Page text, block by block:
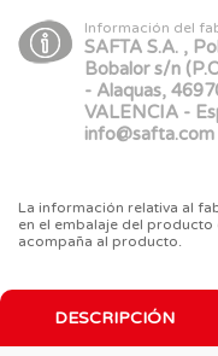
Información del
SAFTA S.A. ,
Bobalor s/n
- Alaquas,
VALENCIA -
info@safta.com
La información relativa al
en el embalaje del
acompaña al producto.
DESCRIPCIÓN